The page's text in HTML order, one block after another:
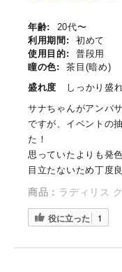
年齢:
20代〜
利用期間:
初めて
使用目的:
普段用
瞳の色:
茶目(暗め)
盛れ度
しっかり盛
サナちゃんがアンバ
ですが、イベントの
た！
思っていたよりも発
目立たないため丁度
商品： ラディリス
役に立った 1